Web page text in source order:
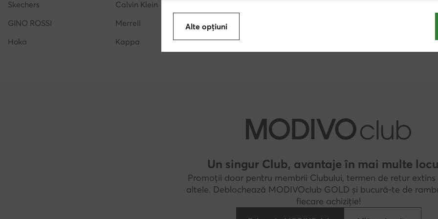
Skechers
Calvin Klein
GINO ROSSI
Merrell Clarks
Hoka
Kappa DC Shoes
Un singur Club, avantaje în mai multe
Promoții doar pentru membrii Clubului, termen de retur extins
altele. Deblochează MODIVOclub GOLD și bucură-te de
fiecare achiziție!
Alte opțiuni